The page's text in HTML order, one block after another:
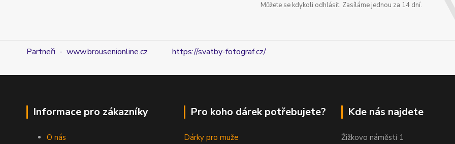
Můžete se kdykoli odhlásit. Zasíláme jednou za 14 dní.
Partneři - www.brousenionline.cz https://svatby-fotograf.cz/
Informace pro zákazníky
O nás
Pro koho dárek potřebujete?
Dárky pro muže
Kde nás najdete
Žižkovo náměstí 1